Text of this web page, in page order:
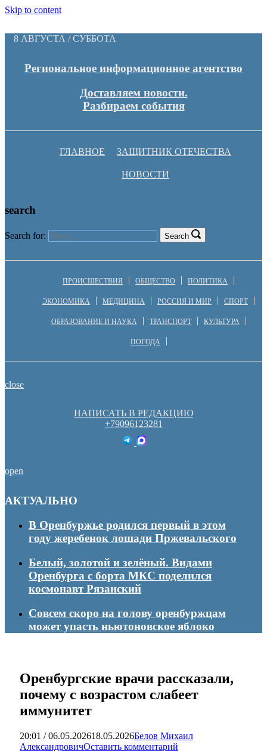
Skip to content
8 АВГУСТА / СУББОТА
Региональное информационное агентство
Доставляем новости.
Разбираем события
ГЛАВНОЕ ЗАЩИТНИК ОТЕЧЕСТВА
НОВОСТИ
search
Search for: Search
ПРОИСШЕСТВИЯ ОБЩЕСТВО ПОЛИТИКА
ЭКОНОМИКА МЕДИЦИНА РОССИЯ И МИР СПОРТ
ОБРАЗОВАНИЕ И НАУКА ТРАНСПОРТ КУЛЬТУРА
ПОГОДА
close
НАПИСАТЬ В РЕДАКЦИЮ
+79096123281
open
АКТУАЛЬНО
В Оренбуржье родился первый в этом
году жеребенок лошади Пржевальского
Белый, золотой и зелёный. Видами
Оренбурга с борта МКС поделился
космонавт Рязанский
Совсем скоро на голову оренбуржцам
может упасть ньютоновское яблоко
Оренбургские врачи рассказали,
почему с возрастом слабеет
иммунитет
20:01 / 06.05.202618.05.2026Белов Михаил
АлександровичОставить комментарий